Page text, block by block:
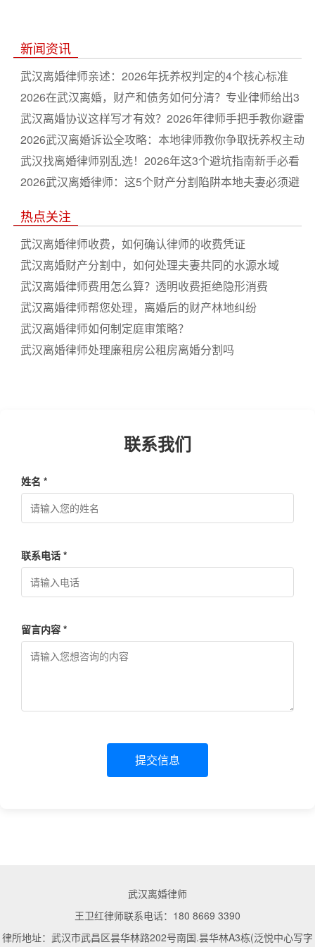
新闻资讯
武汉离婚律师亲述：2026年抚养权判定的4个核心标准
2026在武汉离婚，财产和债务如何分清？专业律师给出3
个关键步骤
武汉离婚协议这样写才有效？2026年律师手把手教你避雷
2026武汉离婚诉讼全攻略：本地律师教你争取抚养权主动
权
武汉找离婚律师别乱选！2026年这3个避坑指南新手必看
2026武汉离婚律师：这5个财产分割陷阱本地夫妻必须避
热点关注
武汉离婚律师收费，如何确认律师的收费凭证
武汉离婚财产分割中，如何处理夫妻共同的水源水域
武汉离婚律师费用怎么算？透明收费拒绝隐形消费
武汉离婚律师帮您处理，离婚后的财产林地纠纷
武汉离婚律师如何制定庭审策略？
武汉离婚律师处理廉租房公租房离婚分割吗
联系我们
姓名 *
联系电话 *
留言内容 *
提交信息
武汉离婚律师
王卫红律师联系电话：180 8669 3390
律所地址：武汉市武昌区昙华林路202号南国.昙华林A3栋(泛悦中心写字